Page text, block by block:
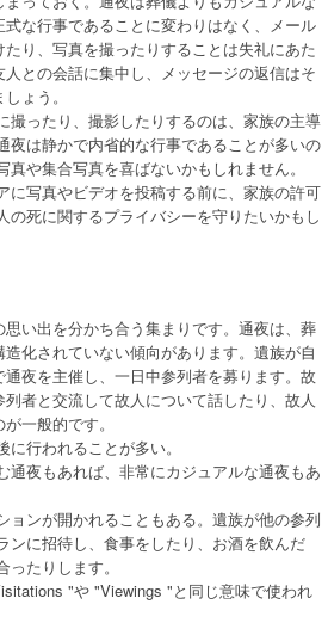
な行事であることに変わりはなく、メール
り、写真を撮ったりすることは失礼にあた
との会話に集中し、メッセージの返信はそ
ょう。
撮ったり、撮影したりするのは、家族の主導
夜は静かで内省的な行事であることが多いの
真や集合写真を喜ばないかもしれません。
に写真やビデオを投稿する前に、家族の許可
の死に関するプライバシーを守りたいかもし
い出を分かち合う集まりです。通夜は、葬
化されていない傾向があります。遺族が自
夜を主催し、一日中参列者を募ります。故
者と交流して故人について話したり、故人
一般的です。
行われることが多い。
通夜もあれば、非常にカジュアルな通夜もあ
ョンが開かれることもある。遺族が他の参列
ンに招待し、食事をしたり、お酒を飲んだ
たりします。
"や "Viewings "と同じ意味で使われ